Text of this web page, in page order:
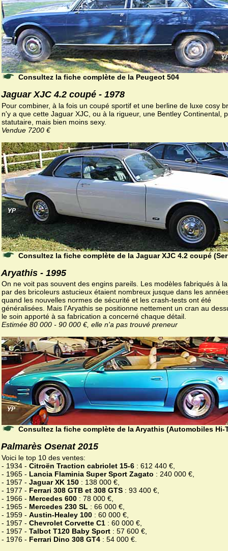
Consultez la fiche complète de la Peugeot 504
Jaguar XJC 4.2 coupé - 1978
Pour combiner, à la fois un coupé sportif et une berline de luxe cosy
n'y a que cette Jaguar XJC, ou à la rigueur, une Bentley Continental,
statutaire, mais bien moins sexy.
Vendue 7200 €
Consultez la fiche complète de la Jaguar XJC 4.2 coupé
Aryathis - 1995
On ne voit pas souvent des engins pareils. Les modèles fabriqués à
par des bricoleurs astucieux étaient nombreux jusque dans les
quand les nouvelles normes de sécurité et les crash-tests ont été
généralisées. Mais l'Aryathis se positionne nettement un cran au
le soin apporté à sa fabrication a concerné chaque détail.
Estimée 80 000 - 90 000 €, elle n'a pas trouvé preneur
Consultez la fiche complète de la Aryathis (Automobiles Hi-
Palmarès Osenat 2015
Voici le top 10 des ventes:
- 1934 - Citroën Traction cabriolet 15-6 : 612 440 €,
- 1965 - Lancia Flaminia Super Sport Zagato : 240 000 €,
- 1957 - Jaguar XK 150 : 138 000 €,
- 1977 - Ferrari 308 GTB et 308 GTS : 93 400 €,
- 1966 - Mercedes 600 : 78 000 €,
- 1965 - Mercedes 230 SL : 66 000 €,
- 1959 - Austin-Healey 100 : 60 000 €,
- 1957 - Chevrolet Corvette C1 : 60 000 €,
- 1957 - Talbot T120 Baby Sport : 57 600 €,
- 1976 - Ferrari Dino 308 GT4 : 54 000 €.